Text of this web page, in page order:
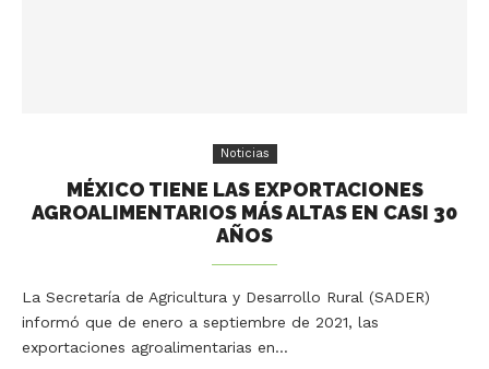
Noticias
MÉXICO TIENE LAS EXPORTACIONES
AGROALIMENTARIOS MÁS ALTAS EN CASI 30
AÑOS
La Secretaría de Agricultura y Desarrollo Rural (SADER)
informó que de enero a septiembre de 2021, las
exportaciones agroalimentarias en…